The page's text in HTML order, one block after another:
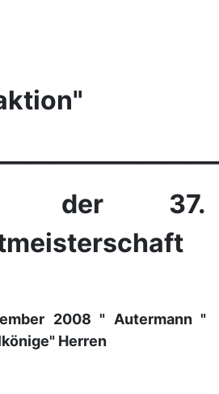
der 37.
2008 " Autermann "
Herren